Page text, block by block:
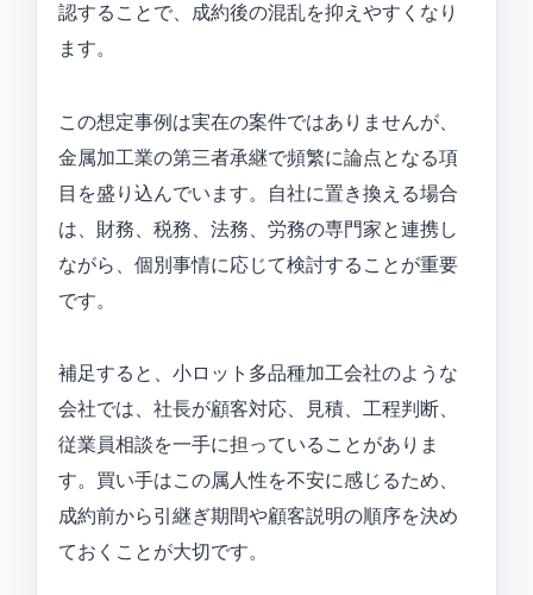
認することで、成約後の混乱を抑えやすくなり
ます。
この想定事例は実在の案件ではありませんが、
金属加工業の第三者承継で頻繁に論点となる項
目を盛り込んでいます。自社に置き換える場合
は、財務、税務、法務、労務の専門家と連携し
ながら、個別事情に応じて検討することが重要
です。
補足すると、小ロット多品種加工会社のような
会社では、社長が顧客対応、見積、工程判断、
従業員相談を一手に担っていることがありま
す。買い手はこの属人性を不安に感じるため、
成約前から引継ぎ期間や顧客説明の順序を決め
ておくことが大切です。